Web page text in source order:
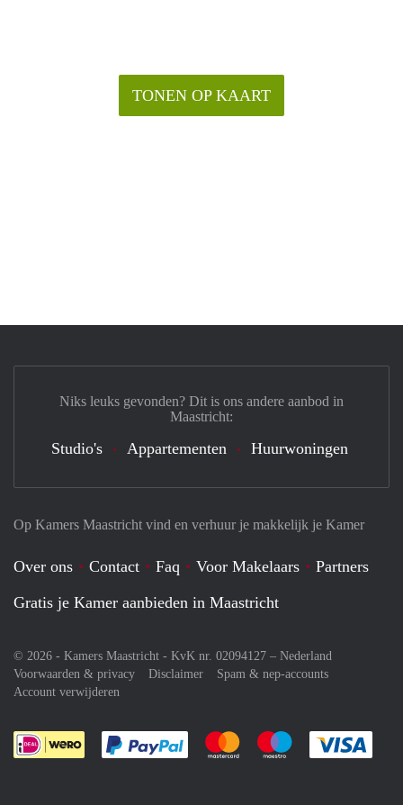
TONEN OP KAART
Op Kamers Maastricht vind en verhuur je makkelijk je Kamer
Over ons Contact Faq Voor Makelaars
Partners
Gratis je Kamer aanbieden in Maastricht
© 2026 - Kamers Maastricht - KvK nr. 02094127 – Nederland
Voorwaarden & privacy
Disclaimer
Spam & nep-accounts
Account verwijderen
Je rekent gemakkelijk af met Paypal
Je rekent gemakkelijk af met
Je rekent
Niks leuks gevonden? Dit is ons andere aanbod in
Maastricht:
Studio's Appartementen Huurwoningen